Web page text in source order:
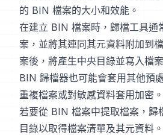
的 BIN 檔案的大小和效能。
在建立 BIN 檔案時，歸檔工具通
案，並將其連同其元資料附加到
案後，將產生中央目錄並寫入檔
BIN 歸檔器也可能會套用其他預
重複檔案或對敏感資料套用加密。
若要從 BIN 檔案中提取檔案，歸
目錄以取得檔案清單及其元資料